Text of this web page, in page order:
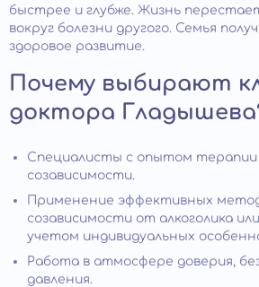
быстрее и глубже. Жизнь
вокруг болезни другого. Семья
здоровое развитие.
Почему выбирают
доктора
Специалисты с опытом терапии
созависимости.
Применение эффективных
созависимости от алкоголика
учетом индивидуальных
Работа в атмосфере доверия,
давления.